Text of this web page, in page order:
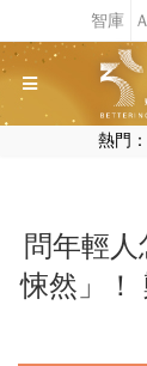
熱門：
問年輕
悚然」！